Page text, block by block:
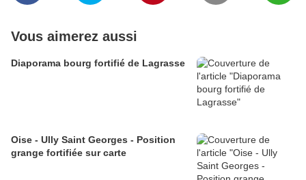
Vous aimerez aussi
Diaporama bourg fortifié de Lagrasse
Oise - Ully Saint Georges - Position
grange fortifiée sur carte